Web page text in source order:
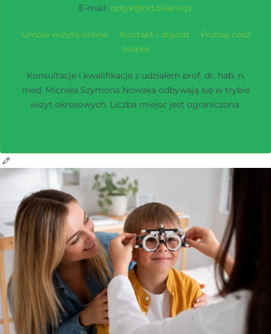
E-mail: optyk@ortoklaris.pl
Umów wizytę online· Kontakt i dojazd · Poznaj nasz
zespół
Konsultacje i kwalifikacje z udziałem prof. dr. hab. n.
med. Michała Szymona Nowaka odbywają się w trybie
wizyt okresowych. Liczba miejsc jest ograniczona.